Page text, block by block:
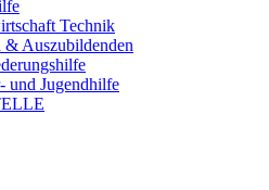
Technik
& Auszubildenden
und Jugendhilfe